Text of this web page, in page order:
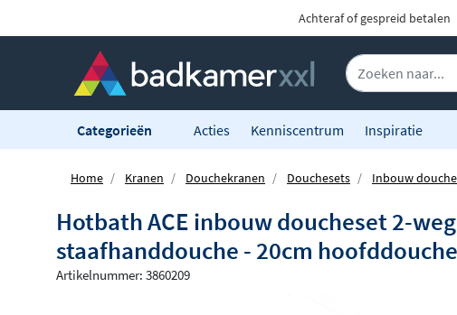
Achteraf of gespreid betalen
Categorieën Acties Kenniscentrum Inspiratie
Home Kranen Douchekranen Douchesets Inbouw
Hotbath ACE inbouw doucheset 2-
staafhanddouche - 20cm
Artikelnummer: 3860209